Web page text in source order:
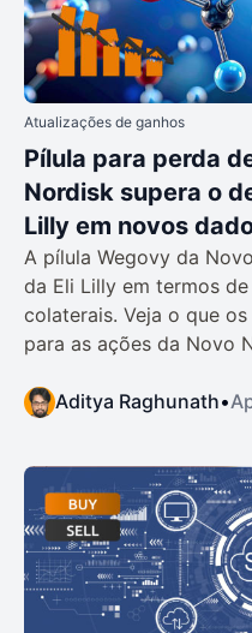
Atualizações de ganhos
Pílula para perda
Nordisk supera o
Lilly em novos
A pílula Wegovy da
da Eli Lilly em termos
colaterais. Veja o que
para as ações da Novo
Aditya Raghunath•